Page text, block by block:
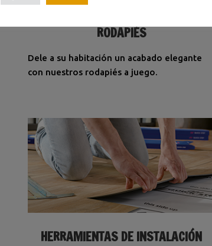
RODAPIÉS
Dele a su habitación un acabado elegante
con nuestros rodapiés a juego.
HERRAMIENTAS DE INSTALACIÓN